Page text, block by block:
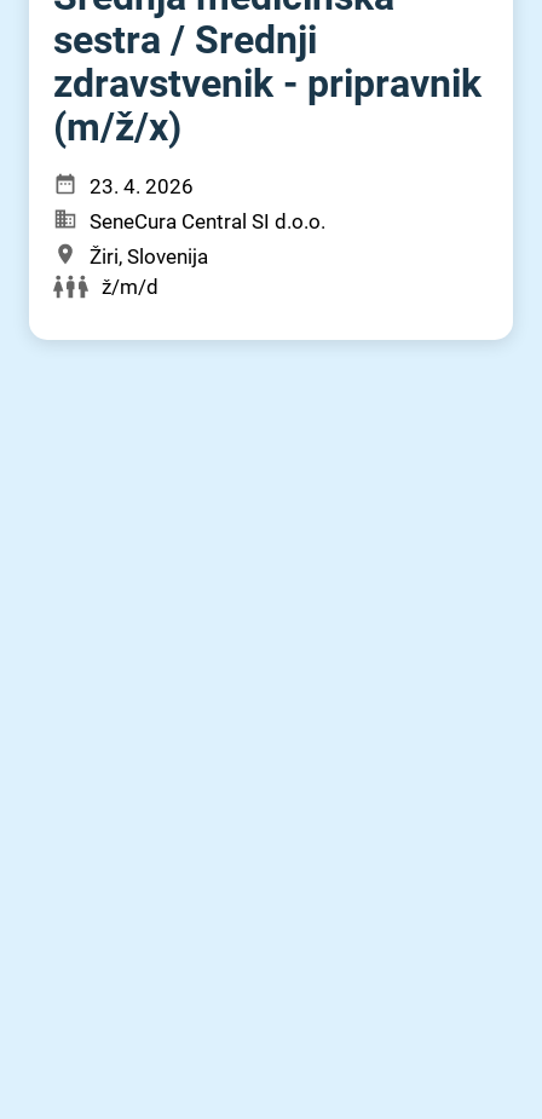
sestra ⁠/⁠ Srednji
zdravstvenik - pripravnik
(m⁠/⁠ž⁠/⁠x)
23. 4. 2026
SeneCura Central SI d.o.o.
Žiri, Slovenija
ž/m/d